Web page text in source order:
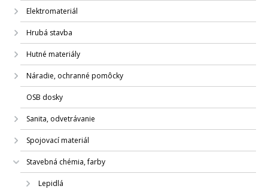
Elektromateriál
Hrubá stavba
Hutné materiály
Náradie, ochranné pomôcky
OSB dosky
Sanita, odvetrávanie
Spojovací materiál
Stavebná chémia, farby
Lepidlá